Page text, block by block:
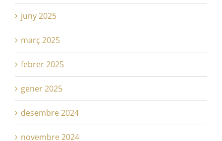
juny 2025
març 2025
febrer 2025
gener 2025
desembre 2024
novembre 2024